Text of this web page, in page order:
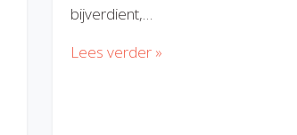
bijverdient,…
Lees verder »